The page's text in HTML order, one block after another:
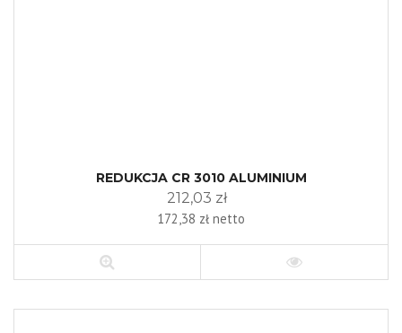
REDUKCJA CR 3010 ALUMINIUM
212,03 zł
172,38 zł netto